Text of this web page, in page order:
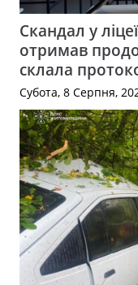
Скандал у
отримав
склала
Субота, 8 Серпня,